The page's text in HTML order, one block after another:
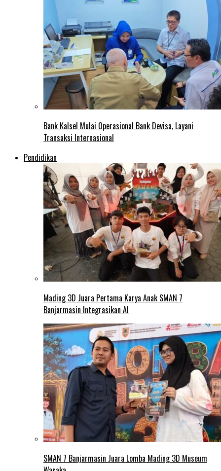
Bank Kalsel Mulai Operasional Bank Devisa, Layani
Transaksi Internasional
Pendidikan
Mading 3D Juara Pertama Karya Anak SMAN 7
Banjarmasin Integrasikan AI
SMAN 7 Banjarmasin Juara Lomba Mading 3D Museum